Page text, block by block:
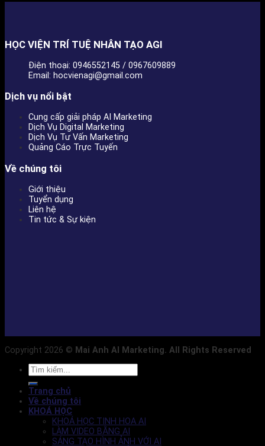
HỌC VIỆN TRÍ TUỆ NHÂN TẠO AGI
Điện thoại: 0946552145 / 0967609889
Email: hocvienagi@gmail.com
Dịch vụ nổi bật
Cung cấp giải pháp AI Marketing
Dịch Vụ Digital Marketing
Dịch Vụ Tư Vấn Marketing
Quảng Cáo Trực Tuyến
Về chúng tôi
Giới thiệu
Tuyển dụng
Liên hệ
Tin tức & Sự kiện
Copyright 2026 © Mai Anh AI Marketing. All Rights Reserved
Trang chủ
Về chúng tôi
KHOÁ HỌC
KHOÁ HỌC TINH HOA AI
LÀM VIDEO BẰNG AI
SÁNG TẠO HÌNH ẢNH VỚI AI